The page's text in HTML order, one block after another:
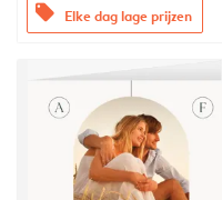
offers Elke dag lage prijzen